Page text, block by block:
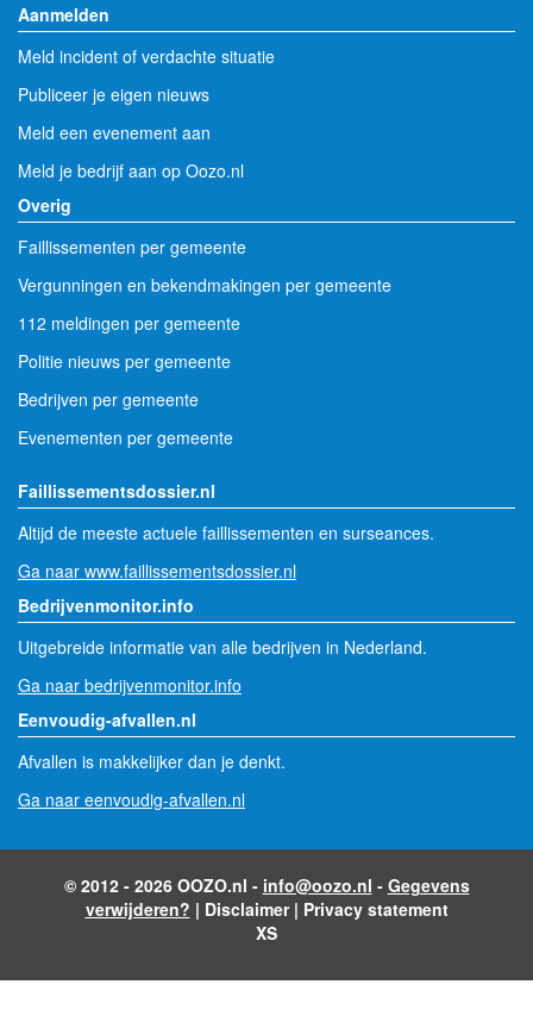
Aanmelden
Meld incident of verdachte situatie
Publiceer je eigen nieuws
Meld een evenement aan
Meld je bedrijf aan op Oozo.nl
Overig
Faillissementen per gemeente
Vergunningen en bekendmakingen per gemeente
112 meldingen per gemeente
Politie nieuws per gemeente
Bedrijven per gemeente
Evenementen per gemeente
Faillissementsdossier.nl
Altijd de meeste actuele faillissementen en surseances.
Ga naar www.faillissementsdossier.nl
Bedrijvenmonitor.info
Uitgebreide informatie van alle bedrijven in Nederland.
Ga naar bedrijvenmonitor.info
Eenvoudig-afvallen.nl
Afvallen is makkelijker dan je denkt.
Ga naar eenvoudig-afvallen.nl
© 2012 - 2026 OOZO.nl - info@oozo.nl - Gegevens
verwijderen? | Disclaimer| Privacy statement
XS